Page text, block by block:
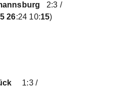
2:3 /
26:24 10:15)
1:3 /